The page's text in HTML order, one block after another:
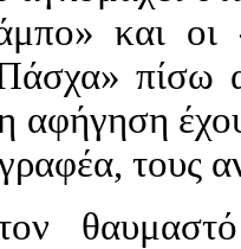
και οι
πίσω
αφήγηση
τους